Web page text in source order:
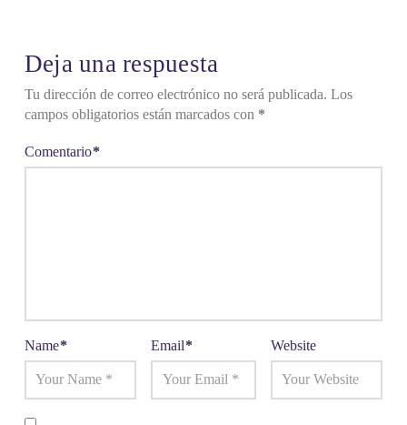
Deja una respuesta
Tu dirección de correo electrónico no será publicada. Los
campos obligatorios están marcados con *
Comentario*
Name* Email* Website